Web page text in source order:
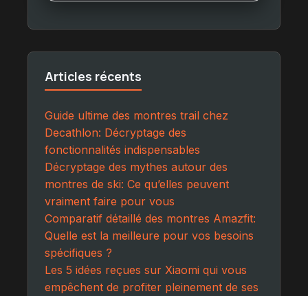
Articles récents
Guide ultime des montres trail chez
Decathlon: Décryptage des
fonctionnalités indispensables
Décryptage des mythes autour des
montres de ski: Ce qu’elles peuvent
vraiment faire pour vous
Comparatif détaillé des montres Amazfit:
Quelle est la meilleure pour vos besoins
spécifiques ?
Les 5 idées reçues sur Xiaomi qui vous
empêchent de profiter pleinement de ses